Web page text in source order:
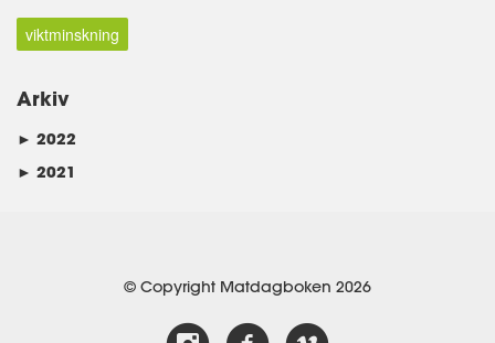
viktminskning
Arkiv
► 2022
► 2021
© Copyright Matdagboken 2026